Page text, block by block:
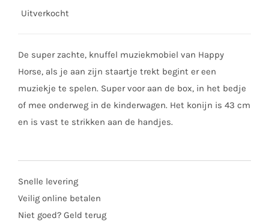
Uitverkocht
De super zachte, knuffel muziekmobiel van Happy
Horse, als je aan zijn staartje trekt begint er een
muziekje te spelen. Super voor aan de box, in het bedje
of mee onderweg in de kinderwagen. Het konijn is 43 cm
en is vast te strikken aan de handjes.
Snelle levering
Veilig online betalen
Niet goed? Geld terug